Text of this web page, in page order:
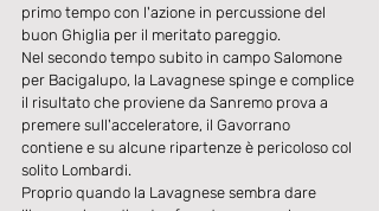
primo tempo con l'azione in percussione del
buon Ghiglia per il meritato pareggio.
Nel secondo tempo subito in campo Salomone
per Bacigalupo, la Lavagnese spinge e complice
il risultato che proviene da Sanremo prova a
premere sull'acceleratore, il Gavorrano
contiene e su alcune ripartenze è pericoloso col
solito Lombardi.
Proprio quando la Lavagnese sembra dare